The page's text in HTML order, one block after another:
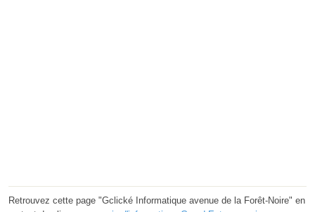
Retrouvez cette page "Gclické Informatique avenue de la Forêt-Noire" en